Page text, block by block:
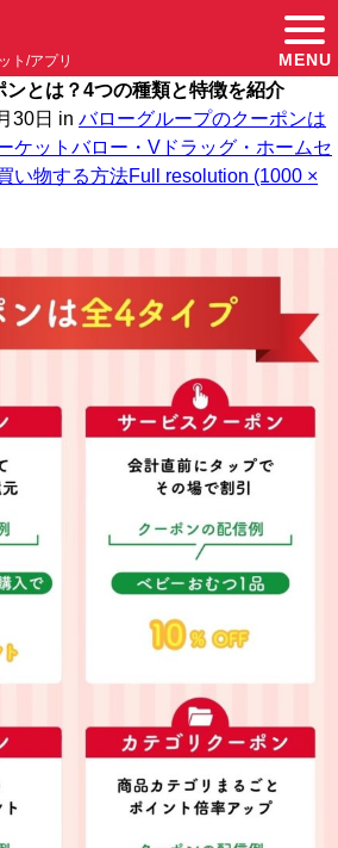
ト/アプリ MENU
とは？4つの種類と特徴を紹介
30日 in バローグループのクーポンは
ケットバロー・Vドラッグ・ホームセ
い物する方法Full resolution (1000 ×